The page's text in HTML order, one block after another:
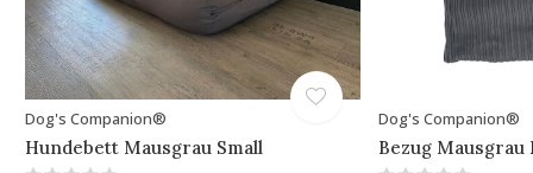
Dog's Companion®
Hundebett Mausgrau Small
Dog's Companion®
Bezug Mausgrau